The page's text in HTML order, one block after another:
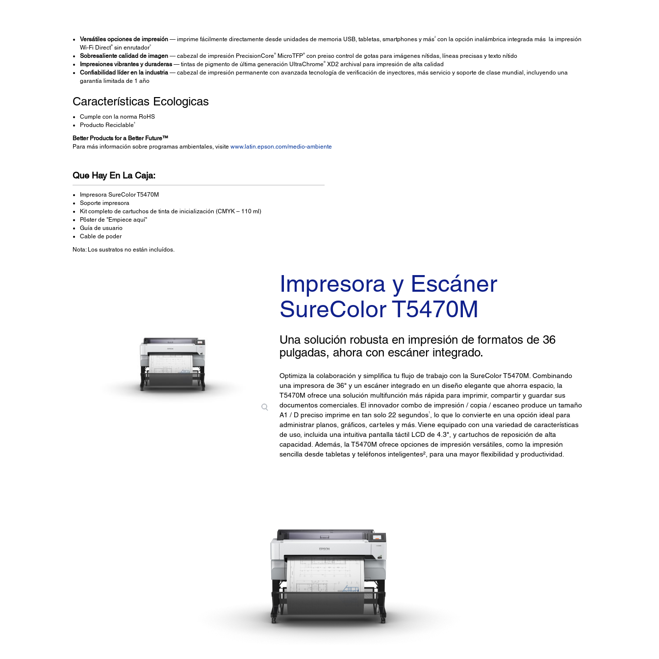
Versátiles opciones de impresión— imprime fácilmente directamente desde unidades de memoria USB, tabletas, smartphones y más2con la opción inalámbrica integrada más la impresión
Wi-Fi Direct®sin enrutador3
Sobresaliente calidad de imagen— cabezal de impresión PrecisionCore®MicroTFP®con preiso control de gotas para imágenes nítidas, líneas precisas y texto nítido
Impresiones vibrantes y duraderas— tintas de pigmento de última generación UltraChrome®XD2 archival para impresión de alta calidad
Confiabilidad líder en la industria— cabezal de impresión permanente con avanzada tecnología de verificación de inyectores, más servicio y soporte de clase mundial, incluyendo una
garantía limitada de 1 año
Características Ecologicas
Cumple con la norma RoHS
Producto Reciclable4
Better Products for a Better Future™
Para más información sobre programas ambientales, visite www.latin.epson.com/medio-ambiente
Que Hay En La Caja:
Impresora SureColor T5470M
Soporte impresora
Kit completo de cartuchos de tinta de inicialización (CMYK – 110 ml)
Pôster de "Empiece aquí"
Guía de usuario
Cable de poder
Nota: Los sustratos no están incluídos.
Impresora y Escáner
SureColor T5470M
Una solución robusta en impresión de formatos de 36
pulgadas, ahora con escáner integrado.
Optimiza la colaboración y simplifica tu flujo de trabajo con la SureColor T5470M. Combinando
una impresora de 36" y un escáner integrado en un diseño elegante que ahorra espacio, la
T5470M ofrece una solución multifunción más rápida para imprimir, compartir y guardar sus
documentos comerciales. El innovador combo de impresión / copia / escaneo produce un tamaño
A1 / D preciso imprime en tan solo 22 segundos1
, lo que lo convierte en una opción ideal para
administrar planos, gráficos, carteles y más. Viene equipado con una variedad de características
de uso, incluida una intuitiva pantalla táctil LCD de 4.3", y cartuchos de reposición de alta
capacidad. Además, la T5470M ofrece opciones de impresión versátiles, como la impresión
sencilla desde tabletas y teléfonos inteligentes², para una mayor flexibilidad y productividad.